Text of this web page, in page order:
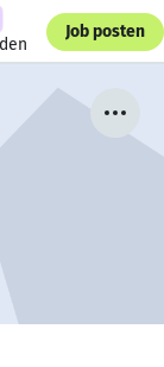
Job posten